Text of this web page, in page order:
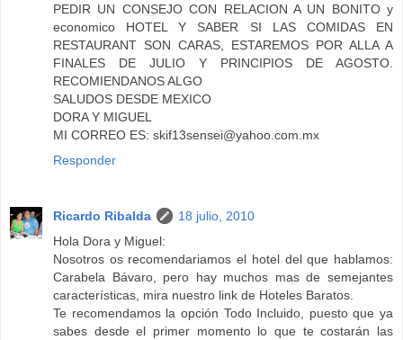
PEDIR UN CONSEJO CON RELACION A UN BONITO y
economico HOTEL Y SABER SI LAS COMIDAS EN
RESTAURANT SON CARAS, ESTAREMOS POR ALLA A
FINALES DE JULIO Y PRINCIPIOS DE AGOSTO.
RECOMIENDANOS ALGO
SALUDOS DESDE MEXICO
DORA Y MIGUEL
MI CORREO ES: skif13sensei@yahoo.com.mx
Responder
Ricardo Ribalda
18 julio, 2010
Hola Dora y Miguel:
Nosotros os recomendariamos el hotel del que hablamos:
Carabela Bávaro, pero hay muchos mas de semejantes
características, mira nuestro link de Hoteles Baratos.
Te recomendamos la opción Todo Incluido, puesto que ya
sabes desde el primer momento lo que te costarán las